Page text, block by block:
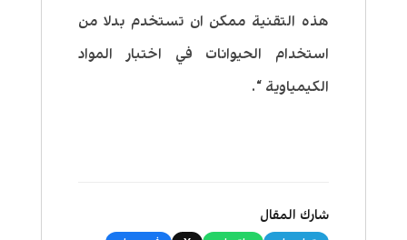
هذه التقنية ممكن ان تستخدم بدلا من
استخدام الحيوانات في اختبار المواد
الكيمياوية “.
شارك المقال